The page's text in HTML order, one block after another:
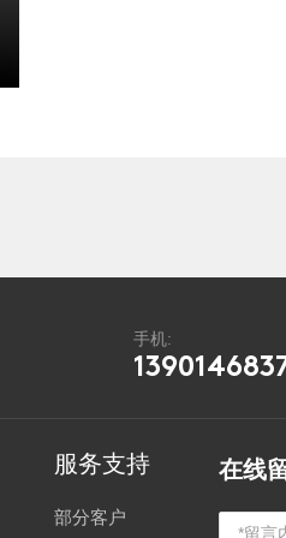
手机:
服务支持
部分客户
在线